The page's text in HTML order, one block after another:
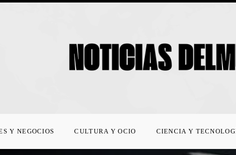
Y NEGOCIOS CULTURA Y OCIO CIENCIA Y